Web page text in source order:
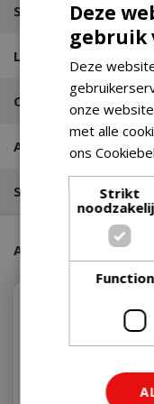
Specificaties
Leveren of Afhalen
Contact
Advies nodig?
Stel een vraag
Aanraders van onze
Deze
gebruik
Deze
onze
met alle
ons
Strikt